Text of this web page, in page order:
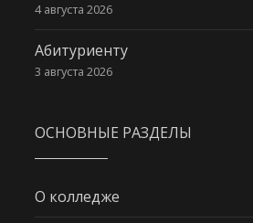
4 августа 2026
Абитуриенту
3 августа 2026
ОСНОВНЫЕ РАЗДЕЛЫ
О колледже